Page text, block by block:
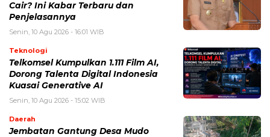
Cair? Ini Kabar Terbaru dan
Penjelasannya
Senin, 10 Agu 2026 - 16:01 WIB
Teknologi
Telkomsel Kumpulkan 1.111 Film AI,
Dorong Talenta Digital Indonesia
Kuasai Generative AI
Senin, 10 Agu 2026 - 15:02 WIB
Daerah
Jembatan Gantung Desa Mudo